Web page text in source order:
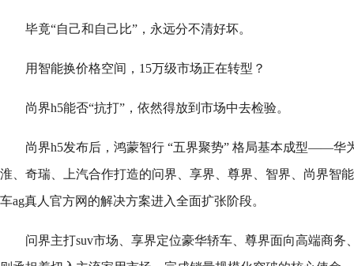
毕竟“自己和自己比”，永远分不清好坏。
用智能换价格空间，15万级市场正在转型？
尚界h5能否“抗打”，依然得放到市场中去检验。
尚界h5发布后，鸿蒙智行 “五界聚势” 格局基本成型——华
淮、奇瑞、上汽合作打造的问界、享界、尊界、智界、尚界智
车ag真人官方网的解决方案进入全面扩张阶段。
问界主打suv市场、享界定位豪华轿车、尊界面向高端商务